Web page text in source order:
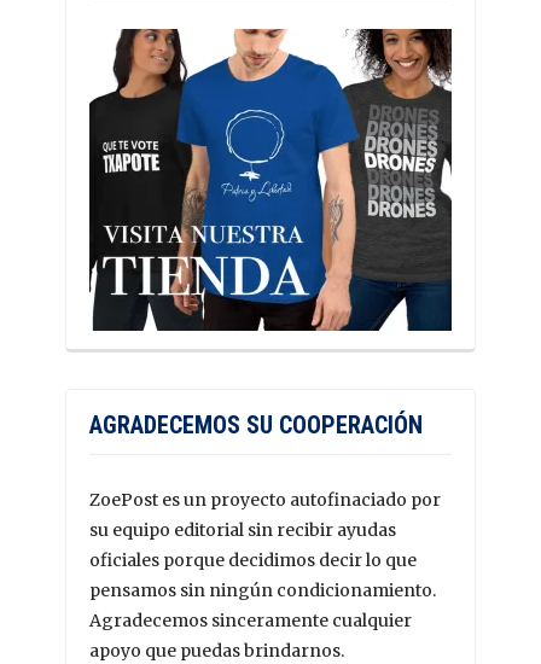
AGRADECEMOS SU COOPERACIÓN
ZoePost es un proyecto autofinaciado por
su equipo editorial sin recibir ayudas
oficiales porque decidimos decir lo que
pensamos sin ningún condicionamiento.
Agradecemos sinceramente cualquier
apoyo que puedas brindarnos.